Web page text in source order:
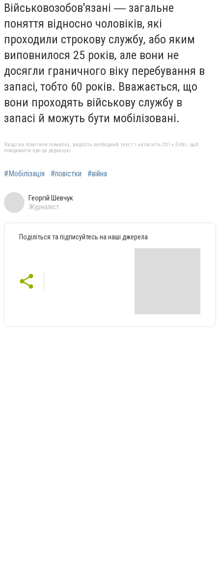
Військовозобов'язані ― загальне
поняття відносно чоловіків, які
проходили строкову службу, або яким
виповнилося 25 років, але вони не
досягли граничного віку перебування в
запасі, тобто 60 років. Вважається, що
вони проходять військову службу в
запасі й можуть бути мобілізовані.
Якщо ви помітили помилку, виділіть необхідний текст і натисніть Ctrl + Enter, щоб
повідомити про це редакцію
#Мобілізація #повістки #війна
Георгій Шевчук
Журналіст
Поділіться та підписуйтесь на наші джерела